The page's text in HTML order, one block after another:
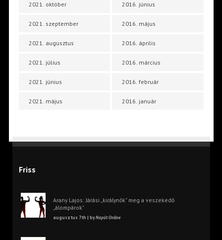
2021. október
2021. szeptember
2021. augusztus
2021. július
2021. június
2021. május
2016. június
2016. május
2016. április
2016. március
2016. február
2016. január
Friss
Arany Lajos: Járási „királynők” meg a veszekedő
„álompárok”
augusztus 7th | byNapút Online